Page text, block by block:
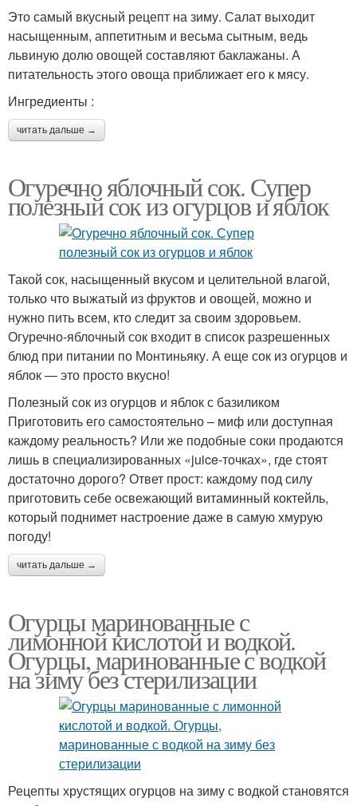
Это самый вкусный рецепт на зиму. Салат выходит
насыщенным, аппетитным и весьма сытным, ведь
львиную долю овощей составляют баклажаны. А
питательность этого овоща приближает его к мясу.
Ингредиенты :
читать дальше →
Огуречно яблочный сок. Супер
полезный сок из огурцов и яблок
Такой сок, насыщенный вкусом и целительной влагой,
только что выжатый из фруктов и овощей, можно и
нужно пить всем, кто следит за своим здоровьем.
Огуречно-яблочный сок входит в список разрешенных
блюд при питании по Монтиньяку. А еще сок из огурцов и
яблок — это просто вкусно!
Полезный сок из огурцов и яблок с базиликом
Приготовить его самостоятельно – миф или доступная
каждому реальность? Или же подобные соки продаются
лишь в специализированных «juice-точках», где стоят
достаточно дорого? Ответ прост: каждому под силу
приготовить себе освежающий витаминный коктейль,
который поднимет настроение даже в самую хмурую
погоду!
читать дальше →
Огурцы маринованные с
лимонной кислотой и водкой.
Огурцы, маринованные с водкой
на зиму без стерилизации
Рецепты хрустящих огурцов на зиму с водкой становятся